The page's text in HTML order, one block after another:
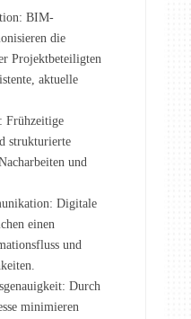
BIM-
die
Projektbeteiligten
aktuelle
Frühzeitige
strukturierte
und
Digitale
einen
und
Durch
minimieren